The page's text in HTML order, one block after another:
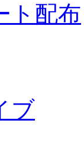
ト配布
ブ